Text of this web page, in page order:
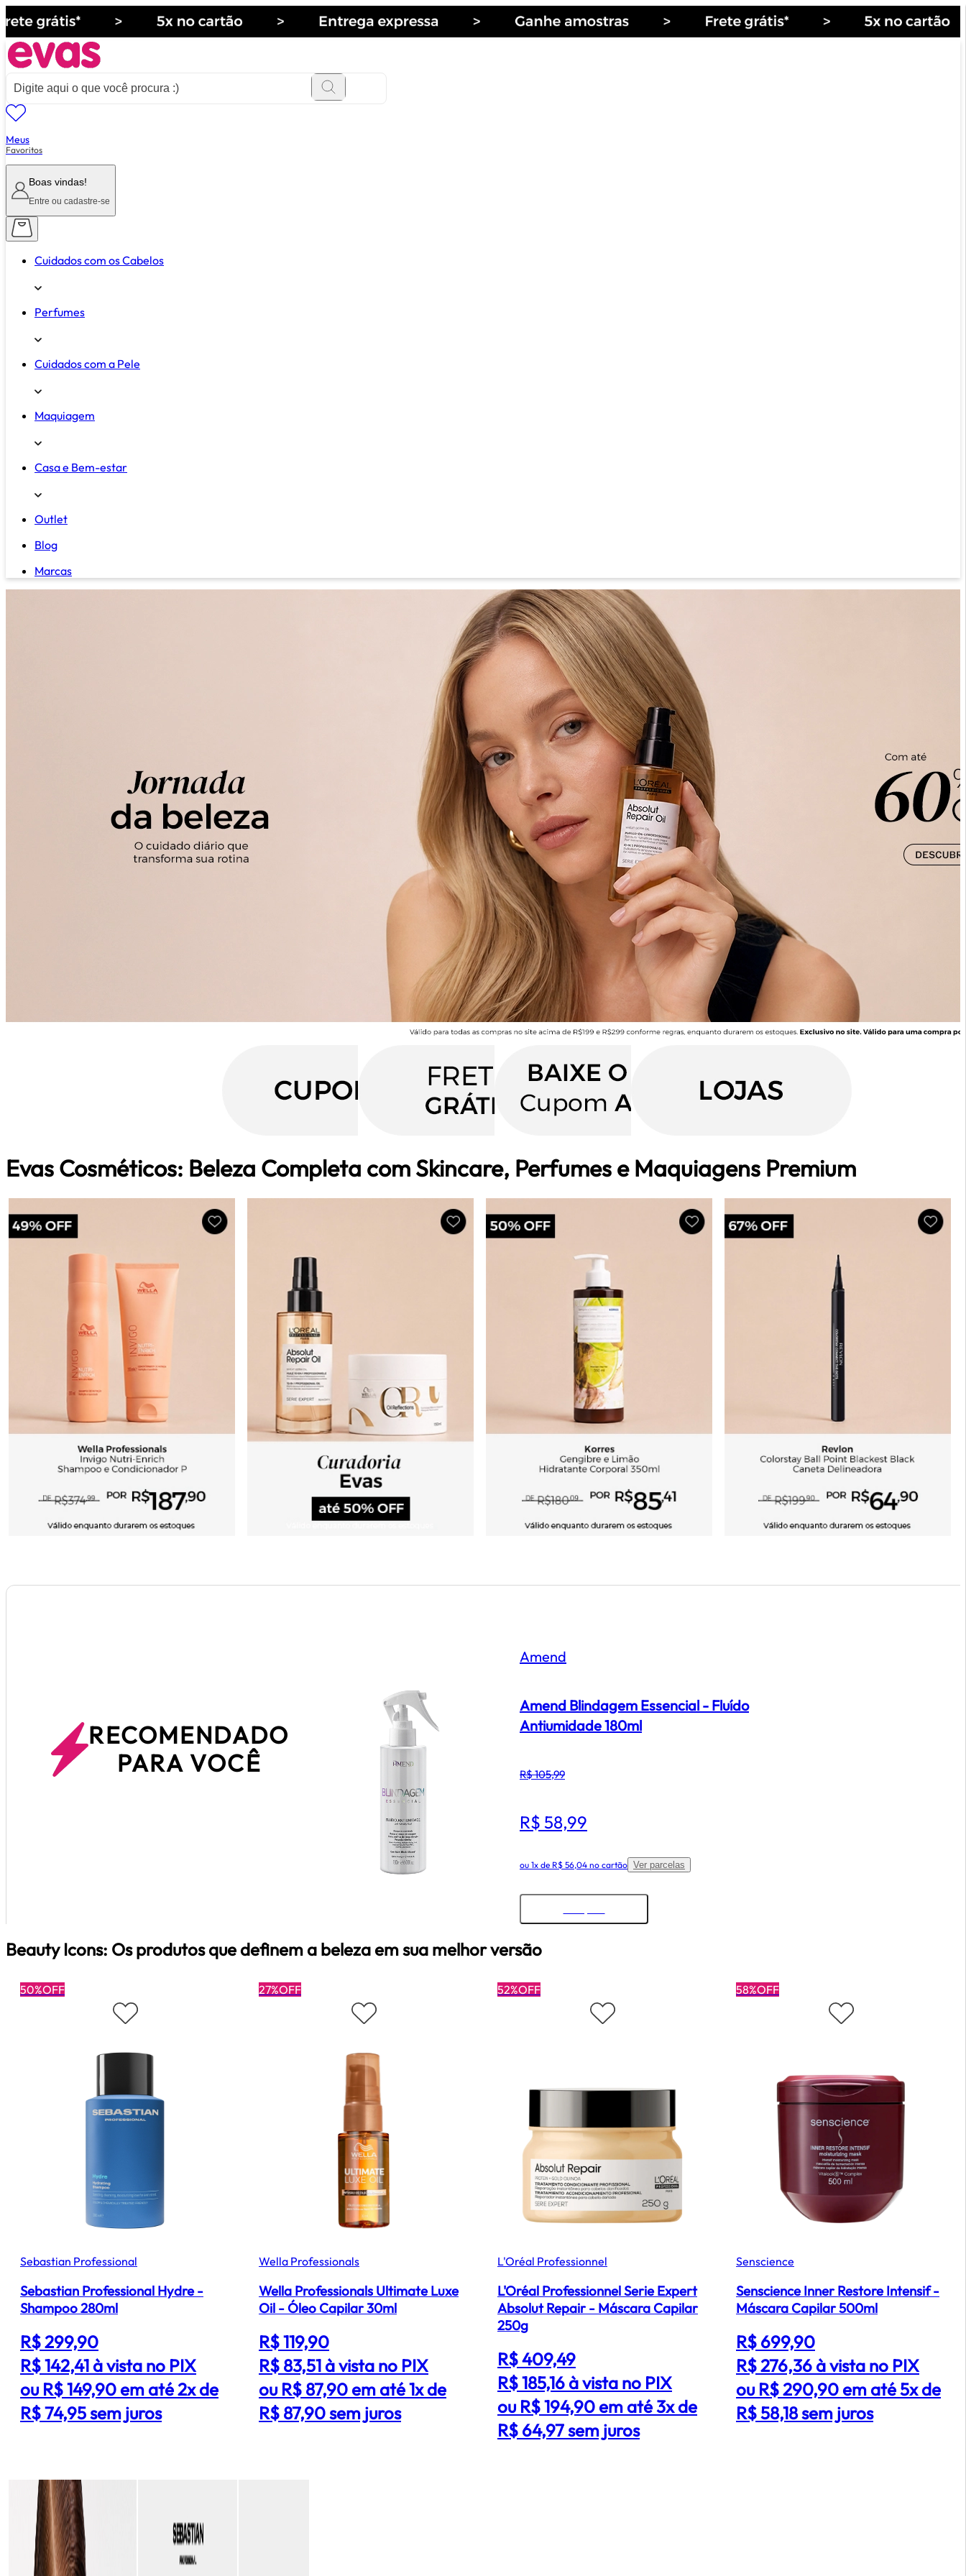
Meus
Favoritos
Boas vindas!
Entre ou cadastre-se
Cuidados com os Cabelos
Perfumes
Cuidados com a Pele
Maquiagem
Casa e Bem-estar
Outlet
Blog
Marcas
Evas Cosméticos: Beleza Completa com Skincare, Perfumes e Maquiagens Premium
RECOMENDADO
PARA VOCÊ
Amend
Amend Blindagem Essencial - Fluído
Antiumidade 180ml
R$ 105,99
R$ 58,99
ou 1x de R$ 56,04no cartão Ver parcelas
Beauty Icons: Os produtos que definem a beleza em sua melhor versão
50%OFF
Sebastian Professional
Sebastian Professional Hydre -
Shampoo 280ml
R$ 299,90
R$ 142,41à vista no PIX
ou R$ 149,90 em até 2x de
R$ 74,95 sem juros
27%OFF
Wella Professionals
Wella Professionals Ultimate Luxe
Oil - Óleo Capilar 30ml
R$ 119,90
R$ 83,51à vista no PIX
ou R$ 87,90 em até 1x de
R$ 87,90 sem juros
52%OFF
L'Oréal Professionnel
L'Oréal Professionnel Serie Expert
Absolut Repair - Máscara Capilar
250g
R$ 409,49
R$ 185,16à vista no PIX
ou R$ 194,90 em até 3x de
R$ 64,97 sem juros
58%OFF
Senscience
Senscience Inner Restore Intensif -
Máscara Capilar 500ml
R$ 699,90
R$ 276,36à vista no PIX
ou R$ 290,90 em até 5x de
R$ 58,18 sem juros